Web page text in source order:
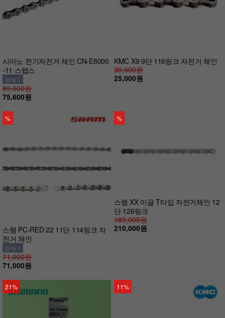
시마노 전기자전거 체인 CN-E8000
-11 스텝스
판매 1
89,000원
75,600원
KMC X9 9단 116링크 자전거 체인
30,000원
25,000원
%
스램 PC-RED 22 11단 114링크 자
전거 체인
판매 1
71,000원
71,000원
%
스램 XX 이글 T타입 자전거체인 12
단 126링크
189,000원
210,000원
21% 11%